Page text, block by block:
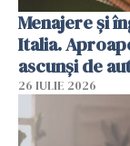
Menajere și
Italia.
ascunși de
26 IULIE 2026